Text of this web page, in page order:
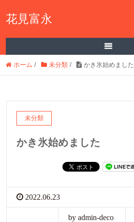
花見富永
ホーム / 未分類 / かき氷始めました
未分類
かき氷始めました
2022.06.23
by admin-deco